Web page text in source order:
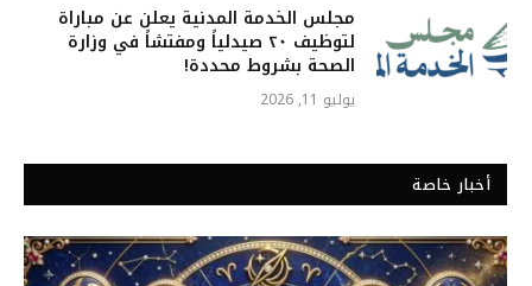
مجلس الخدمة المدنية يعلن عن مباراة
لتوظيف ٢٠ صيدلياً ومفتشاً في وزارة
الصحة بشروط محددة!
يوليو 11, 2026
أخبار خاصة